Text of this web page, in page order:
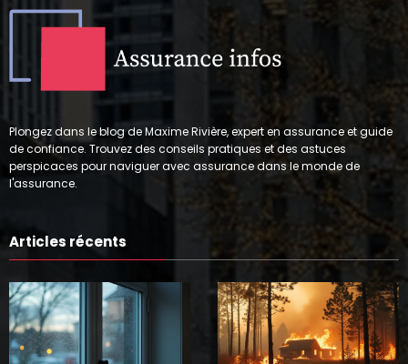
Plongez dans le blog de Maxime Rivière, expert en assurance et guide
de confiance. Trouvez des conseils pratiques et des astuces
perspicaces pour naviguer avec assurance dans le monde de
l'assurance.
Articles récents